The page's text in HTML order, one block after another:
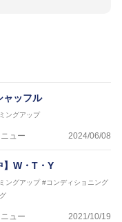
、社会人ラグビー、
専門学校などの教育機関
成にも力を入れている。
ポートする」を企業理念
「楽しく、豊かに、生き
康な人生』をサポートし
ャッフル
ングアップ
ュー 2024/06/08
】W・T・Y
ングアップ #コンディショニング
ュー 2021/10/19